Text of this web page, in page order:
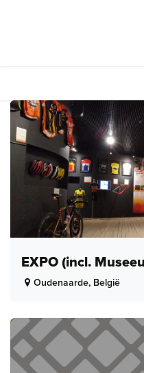
EXPO (incl.
Oudenaarde, België